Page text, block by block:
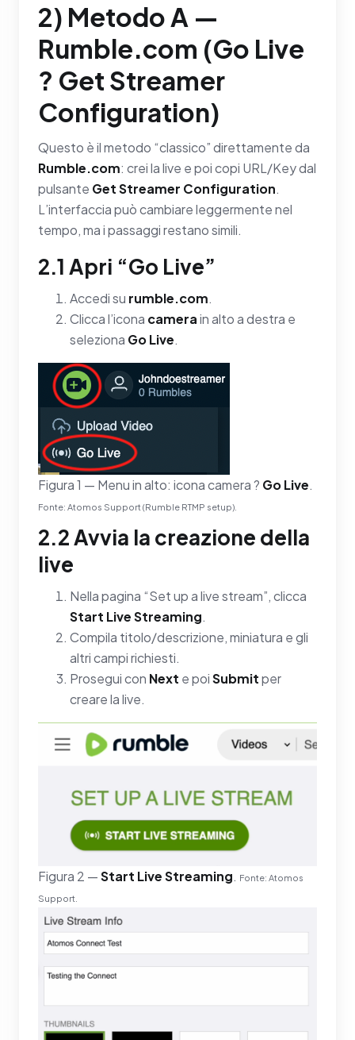
2) Metodo A —
Rumble.com (Go Live
? Get Streamer
Configuration)
Questo è il metodo “classico” direttamente da
Rumble.com: crei la live e poi copi URL/Key dal
pulsante Get Streamer Configuration.
L’interfaccia può cambiare leggermente nel
tempo, ma i passaggi restano simili.
2.1 Apri “Go Live”
Accedi su rumble.com.
Clicca l’icona camerain alto a destra e
seleziona Go Live.
Figura 1 — Menu in alto: icona camera ? Go Live.
Fonte: Atomos Support (Rumble RTMP setup).
2.2 Avvia la creazione della
live
Nella pagina “Set up a live stream”, clicca
Start Live Streaming.
Compila titolo/descrizione, miniatura e gli
altri campi richiesti.
Prosegui con Next e poiSubmitper
creare la live.
Figura 2 —Start Live Streaming. Fonte: Atomos
Support.